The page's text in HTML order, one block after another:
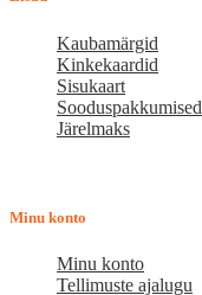
Kaubamärgid
Kinkekaardid
Sisukaart
Sooduspakkumised
Järelmaks
Minu konto
Minu konto
Tellimuste ajalugu